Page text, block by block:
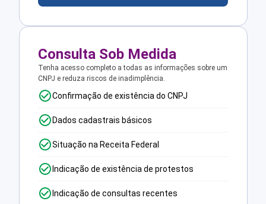
Consulta Sob Medida
Tenha acesso completo a todas as informações sobre um
CNPJ e reduza riscos de inadimplência.
Confirmação de existência do CNPJ
Dados cadastrais básicos
Situação na Receita Federal
Indicação de existência de protestos
Indicação de consultas recentes